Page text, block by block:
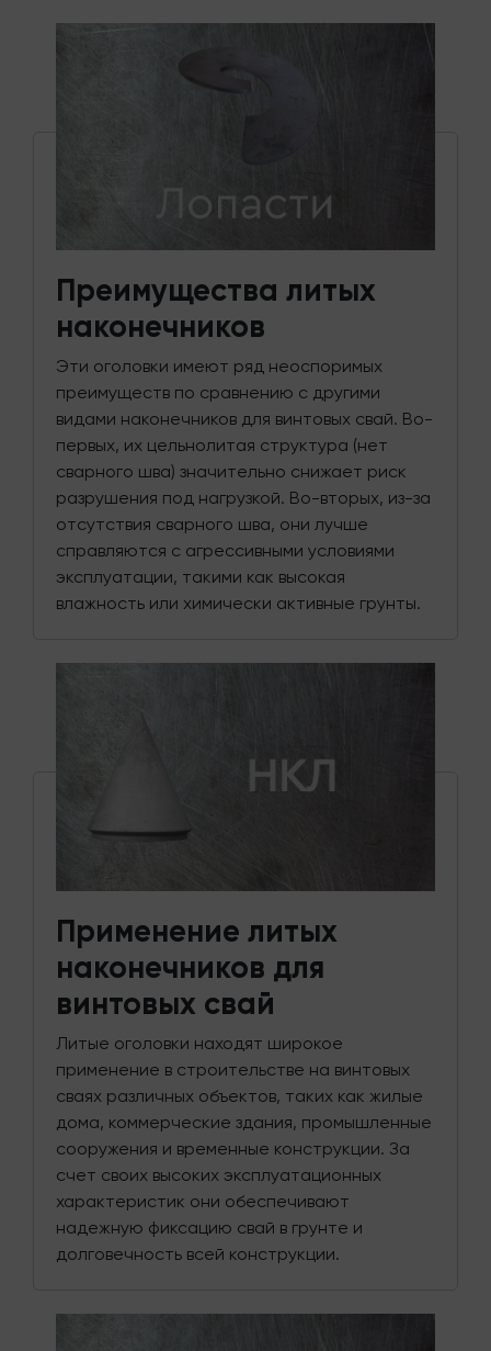
Преимущества литых
наконечников
Эти оголовки имеют ряд неоспоримых
преимуществ по сравнению с другими
видами наконечников для винтовых свай. Во-
первых, их цельнолитая структура (нет
сварного шва) значительно снижает риск
разрушения под нагрузкой. Во-вторых, из-за
отсутствия сварного шва, они лучше
справляются с агрессивными условиями
эксплуатации, такими как высокая
влажность или химически активные грунты.
Применение литых
наконечников для
винтовых свай
Литые оголовки находят широкое
применение в строительстве на винтовых
сваях различных объектов, таких как жилые
дома, коммерческие здания, промышленные
сооружения и временные конструкции. За
счет своих высоких эксплуатационных
характеристик они обеспечивают
надежную фиксацию свай в грунте и
долговечность всей конструкции.